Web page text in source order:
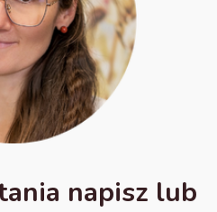
napisz lub